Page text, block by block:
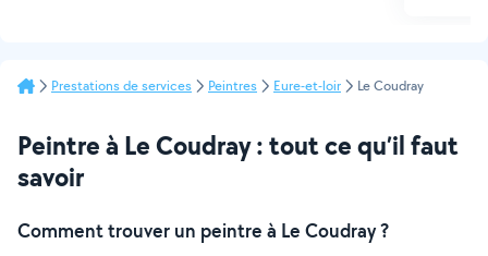
Prestations de services Peintres Eure-et-loir Le Coudray
Peintre à Le Coudray : tout ce qu’il faut
savoir
Comment trouver un peintre à Le Coudray ?